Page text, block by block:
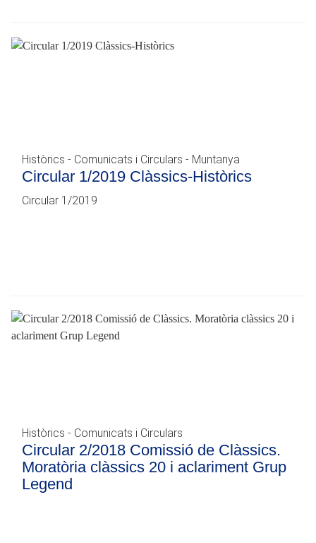
Històrics - Comunicats i Circulars - Muntanya
Circular 1/2019 Clàssics-Històrics
Circular 1/2019
Històrics - Comunicats i Circulars
Circular 2/2018 Comissió de Clàssics.
Moratòria clàssics 20 i aclariment Grup
Legend